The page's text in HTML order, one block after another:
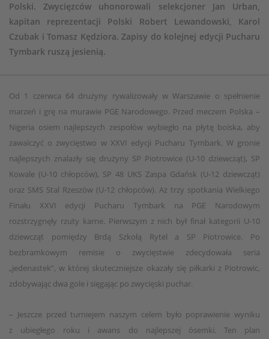
Polski. Zwycięzców uhonorowali selekcjoner Jan Urban,
kapitan reprezentacji Polski Robert Lewandowski, Karol
Czubak i Tomasz Kędziora. Zapisy do kolejnej edycji Pucharu
Tymbark ruszą jesienią.
Od 1 czerwca 64 drużyny rywalizowały w Warszawie o spełnienie
marzeń i grę na murawie PGE Narodowego. Przed meczem Polska –
Nigeria osiem najlepszych zespołów wybiegło na płytę boiska, aby
zawalczyć o zwycięstwo w XXVI edycji Pucharu Tymbark. W gronie
najlepszych znalazły się drużyny SP Piotrowice (U-10 dziewcząt), SP
Kowale (U-10 chłopców), SP 48 UKS Zaspa Gdańsk (U-12 dziewcząt)
oraz SMS Stal Rzeszów (U-12 chłopców). Aż trzy spotkania Wielkiego
Finału XXVI edycji Pucharu Tymbark na PGE Narodowym
rozstrzygnęły rzuty karne. Pierwszym z nich był finał kategorii U-10
dziewcząt pomiędzy Brdą Szkołą Rytel a SP Piotrowice. Po
bezbramkowym remisie o zwycięstwie zdecydowała seria
„jedenastek”, w której skuteczniejsze okazały się piłkarki z Piotrowic,
zdobywając dwa gole i sięgając po zwycięski puchar.
– Jeszcze przed turniejem naszym celem było poprawienie wyniku
z ubiegłego roku i awans do najlepszej ósemki. Ten plan